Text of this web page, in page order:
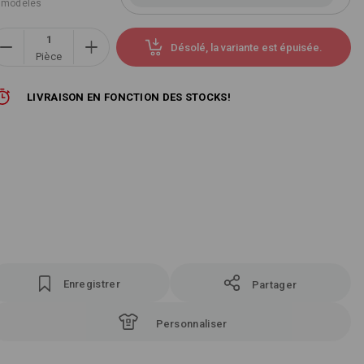
Pièce
Désolé, la variante est épuisée.
LIVRAISON EN FONCTION DES STOCKS!
Enregistrer Partager
Personnaliser